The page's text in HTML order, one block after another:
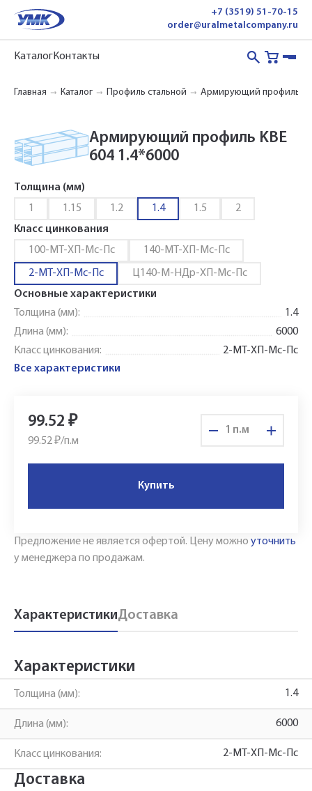
+7 (3519) 51-70-15
order@uralmetalcompany.ru
КаталогКонтакты
Главная Каталог Профиль стальной Армирующий профиль
Армирующий профиль KBE
604 1.4*6000
Толщина (мм)
1
1.15 1.2 1.4 1.5
2
Класс цинкования
100-МТ-ХП-Мс-Пс
140-МТ-ХП-Мс-Пс
2-МТ-ХП-Мс-Пс
Ц140-М-НДр-ХП-Мс-Пс
Основные характеристики
Толщина (мм):
1.4
Длина (мм):
6000
Класс цинкования:
2-МТ-ХП-Мс-Пс
Все характеристики
99.52 ₽
99.52 ₽/п.м
п.м
Купить
Предложение не является офертой. Цену можно уточнить
у менеджера по продажам.
ХарактеристикиДоставка
Характеристики
Толщина (мм): 1.4
Длина (мм): 6000
Класс цинкования: 2-МТ-ХП-Мс-Пс
ДоставкаТелефон
Укажите Ваш контактный телефон и имя
для связи, и наш менеджер поможет
стоимость прямо по телефону.
Заполните форму обратной связи, и наши